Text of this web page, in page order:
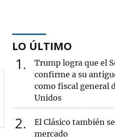
LO ÚLTIMO
1
Trump logra que el
confirme a su
como fiscal general
Unidos
2
El Clásico también
mercado